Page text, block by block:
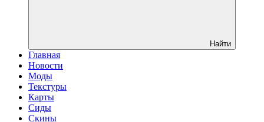
Найти
Главная
Новости
Моды
Текстуры
Карты
Сиды
Cкины